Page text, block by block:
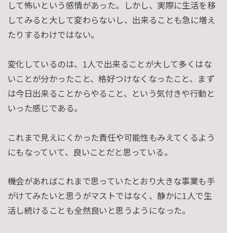
して怖いという感情があった。しかし、実際に生活を移
してみると大して変わらないし、出来ることも急に増え
たりするわけではない。
変化しているのは、1人で出来ることが大して多くはな
いことが分かったこと、格好つけなくなったこと、まず
は今日出来ることからやること、という気付きや行動と
いった感じである。
これまで見えにくかった責任や可能性もみえてくるよう
にもなっていて、良いことだと思っている。
機会があればこれまで思っていたとおり大きな事業も手
がけてみたいと思うがマストではなく、静かに1人で生
活し続けることも全然良いと思うようになった。